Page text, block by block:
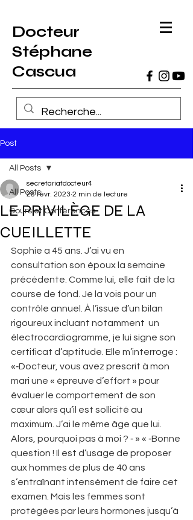
Docteur
Stéphane
Cascua
Post
All Posts
Cours et Conférences
All Posts
LE PRIVILÈGE DE LA
CUEILLETTE
secretariatdocteur4
26 févr. 2023 2 min de lecture
Sophie a 45 ans. J’ai vu en
consultation son époux la semaine
précédente. Comme lui, elle fait de la
course de fond. Je la vois pour un
contrôle annuel. À l’issue d’un bilan
rigoureux incluant notamment  un
électrocardiogramme, je lui signe son
certificat d’aptitude. Elle m’interroge :
«‑Docteur, vous avez prescrit à mon
mari une « épreuve d’effort » pour
évaluer le comportement de son
cœur alors qu’il est sollicité au
maximum. J’ai le même âge que lui.
Alors, pourquoi pas à moi ? ‑ » « ‑Bonne
question ! Il est d’usage de proposer
aux hommes de plus de 40 ans
s’entraînant intensément de faire cet
examen. Mais les femmes sont
protégées par leurs hormones jusqu’à